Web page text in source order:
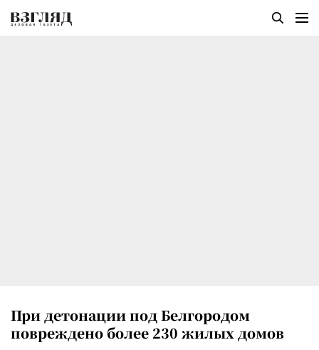
При детонации под Белгородом
повреждено более 230 жилых домов